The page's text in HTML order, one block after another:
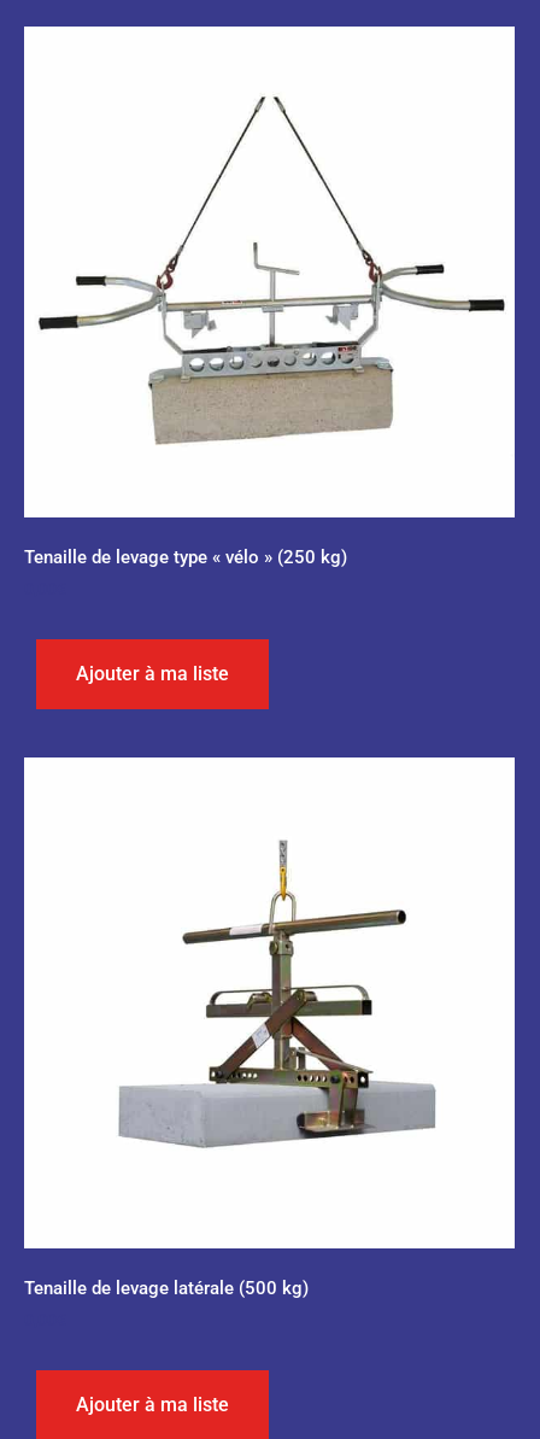
Tenaille de levage type « vélo » (250 kg)
Ajouter à ma liste
Tenaille de levage latérale (500 kg)
Ajouter à ma liste